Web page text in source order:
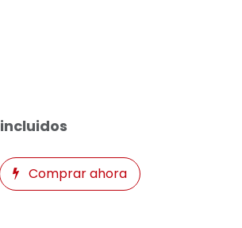
Comprar ahora